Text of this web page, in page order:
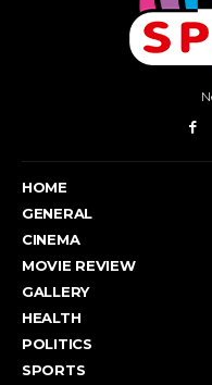
HOME
GENERAL
CINEMA
MOVIE REVIEW
GALLERY
HEALTH
POLITICS
SPORTS